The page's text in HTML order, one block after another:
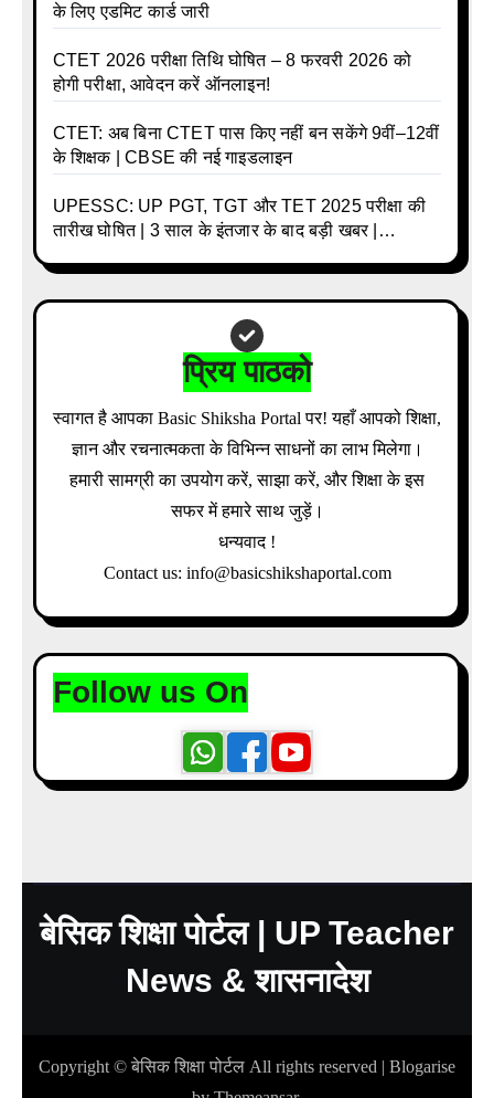
के लिए एडमिट कार्ड जारी
CTET 2026 परीक्षा तिथि घोषित – 8 फरवरी 2026 को
होगी परीक्षा, आवेदन करें ऑनलाइन!
CTET: अब बिना CTET पास किए नहीं बन सकेंगे 9वीं–12वीं
के शिक्षक | CBSE की नई गाइडलाइन
UPESSC: UP PGT, TGT और TET 2025 परीक्षा की
तारीख घोषित | 3 साल के इंतजार के बाद बड़ी खबर |
प्रिय पाठको
स्वागत है आपका Basic Shiksha Portal पर! यहाँ आपको शिक्षा,
ज्ञान और रचनात्मकता के विभिन्न साधनों का लाभ मिलेगा।
हमारी सामग्री का उपयोग करें, साझा करें, और शिक्षा के इस
सफर में हमारे साथ जुड़ें।
धन्यवाद !
Contact us: info@basicshikshaportal.com
Follow us On
बेसिक शिक्षा पोर्टल | UP Teacher
News & शासनादेश
Copyright © बेसिक शिक्षा पोर्टल All rights reserved | Blogarise